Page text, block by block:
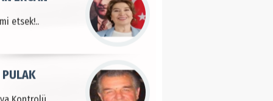
etsek!..
Kontrolü..
PULAK